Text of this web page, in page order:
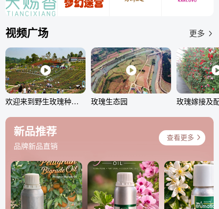
视频广场 更多
欢迎来到野生玫瑰种植园 玫瑰生态园
新品推荐
品牌新品直销
查看更多